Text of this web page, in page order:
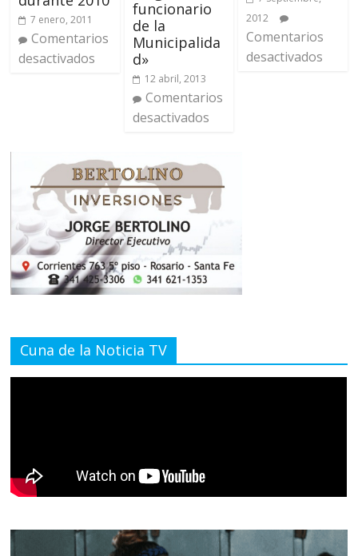
7 enero, 2011
Comentarios
desactivados
funcionario
de la
Municipalida
d»
12 abril, 2013
Comentarios
desactivados
2012
Comentarios
desactivados
Cuna de la Noticia TV